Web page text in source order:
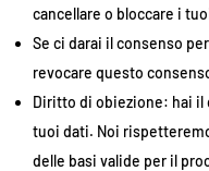
cancellare o bloccare i
Se ci darai il consenso
revocare questo
Diritto di obiezione: hai
tuoi dati. Noi
delle basi valide per il